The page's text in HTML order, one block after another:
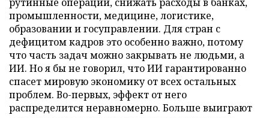
промышленности, медицине, логистике,
образовании и госуправлении. Для стран с
дефицитом кадров это особенно важно, потому
что часть задач можно закрывать не людьми, а
ИИ. Но я бы не говорил, что ИИ гарантированно
спасет мировую экономику от всех остальных
проблем. Во-первых, эффект от него
распределится неравномерно. Больше выиграют